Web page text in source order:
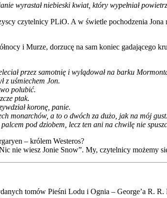
wyrastał niebieski kwiat, który wypełniał
czytelnicy PLiO. A w świetle pochodzenia
i Murze, dorzucę na sam koniec
przez samotnię i wylądował na barku
z uśmiechem Jon.
polubić.
ptak.
koronę, panie.
monarchów, a to o dwóch za dużo, jak na mój gust.
pod dziobem, lecz ten ani na chwilę nie
– królem Westeros?
nie wiesz Jonie Snow”. My, czytelnicy możemy
tomów Pieśni Lodu i Ognia – George’a R. R.